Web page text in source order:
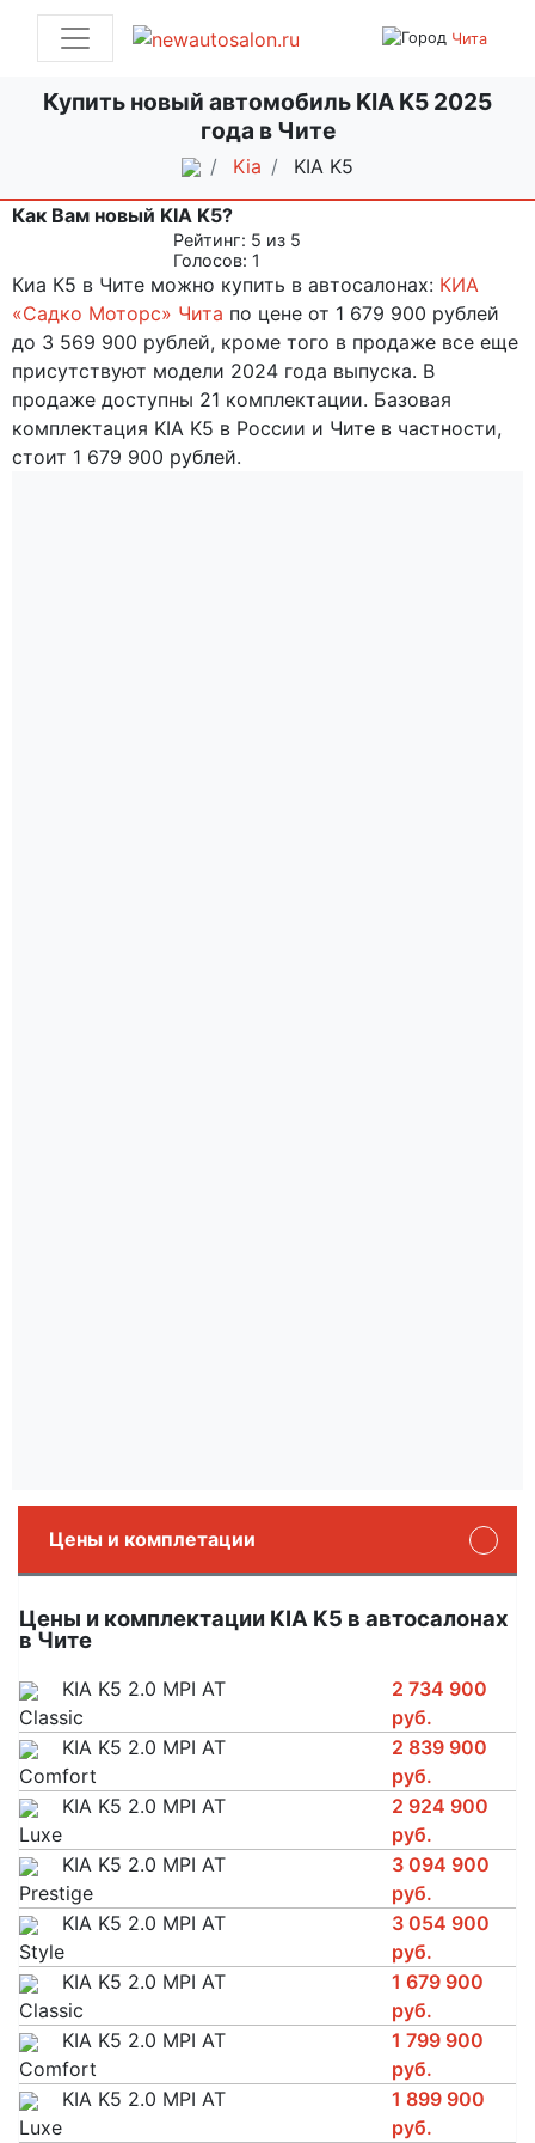
Чита
Купить новый автомобиль KIA K5 2025
года в Чите
Kia KIA K5
Как Вам новый KIA K5?
Рейтинг: 5 из 5
Голосов: 1
Киа К5 в Чите можно купить в автосалонах: КИА
«Садко Моторс» Чита по цене от 1 679 900 рублей
до 3 569 900 рублей, кроме того в продаже все еще
присутствуют модели 2024 года выпуска. В
продаже доступны 21 комплектации. Базовая
комплектация KIA K5 в России и Чите в частности,
стоит 1 679 900 рублей.
Цены и комплетации
Цены и комплектации KIA K5 в автосалонах
в Чите
KIA K5 2.0 MPI AT
Classic
2 734 900
руб.
KIA K5 2.0 MPI AT
Comfort
2 839 900
руб.
KIA K5 2.0 MPI AT
Luxe
2 924 900
руб.
KIA K5 2.0 MPI AT
Prestige
3 094 900
руб.
KIA K5 2.0 MPI AT
Style
3 054 900
руб.
KIA K5 2.0 MPI AT
Classic
1 679 900
руб.
KIA K5 2.0 MPI AT
Comfort
1 799 900
руб.
KIA K5 2.0 MPI AT
Luxe
1 899 900
руб.